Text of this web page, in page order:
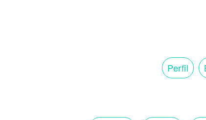
Perfil